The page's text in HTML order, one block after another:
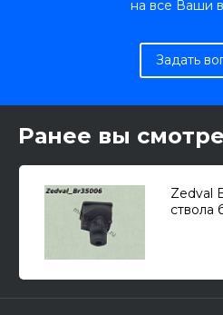
на все Ваши
Задать
Ранее вы
Zedval
ствола